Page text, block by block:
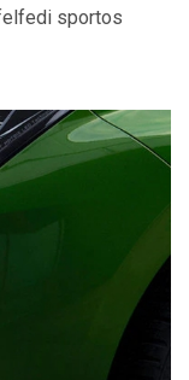
sportos